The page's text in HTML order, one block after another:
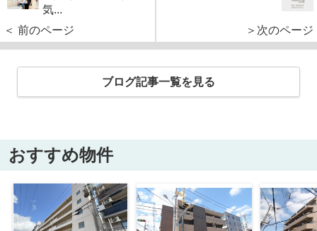
気...
＜ 前のページ
＞次のページ
ブログ記事一覧を見る
おすすめ物件